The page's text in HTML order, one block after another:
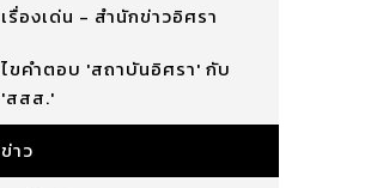
เรื่องเด่น - สำนักข่าวอิศรา
ไขคำตอบ 'สถาบันอิศรา' กับ
'สสส.'
ข่าว